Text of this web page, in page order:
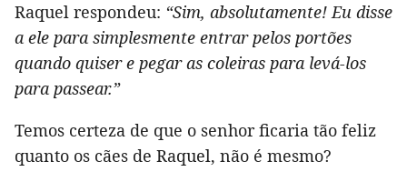
Raquel respondeu: “Sim, absolutamente! Eu disse
a ele para simplesmente entrar pelos portões
quando quiser e pegar as coleiras para levá-los
para passear.”
Temos certeza de que o senhor ficaria tão feliz
quanto os cães de Raquel, não é mesmo?